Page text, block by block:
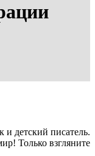
детский писатель.
Только взгляните